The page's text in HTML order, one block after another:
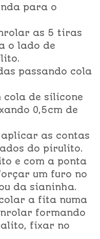
para o
as 5 tiras
o lado de
passando cola
de silicone
0,5cm de
as contas
do pirulito.
e com a ponta
um furo no
da sianinha.
a fita numa
formando
fixar no